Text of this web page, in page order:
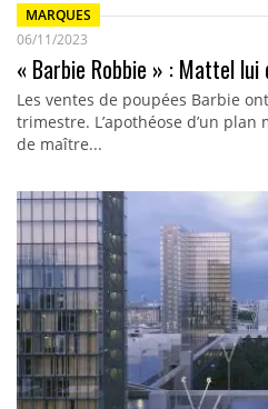
MARQUES
06/11/2023
« Barbie Robbie » : Mattel
Les ventes de poupées Barbie
trimestre. L’apothéose d’un
de maître...